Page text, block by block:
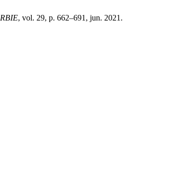
RBIE, vol. 29, p. 662–691, jun. 2021.